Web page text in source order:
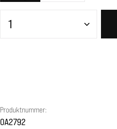
Produkt Anzahl: Gib
Produktnummer:
OA2792